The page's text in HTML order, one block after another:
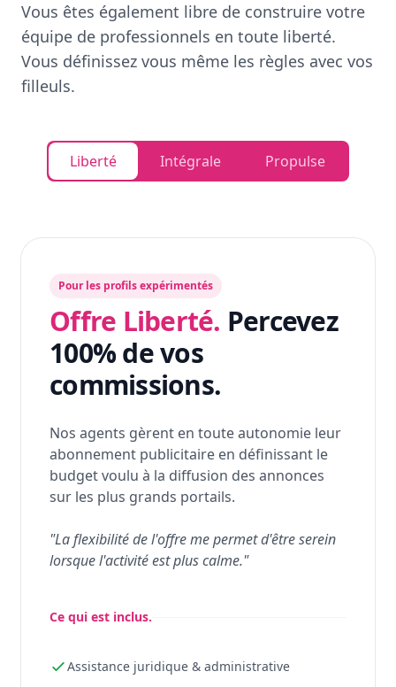
Vous êtes également libre de construire votre
équipe de professionnels en toute liberté.
Vous définissez vous même les règles avec vos
filleuls.
Liberté Intégrale Propulse
Pour les profils expérimentés
Offre Liberté. Percevez
100% de vos
commissions.
Nos agents gèrent en toute autonomie leur
abonnement publicitaire en définissant le
budget voulu à la diffusion des annonces
sur les plus grands portails.
"La flexibilité de l'offre me permet d'être serein
lorsque l'activité est plus calme."
Ce qui est inclus.
Assistance juridique & administrative